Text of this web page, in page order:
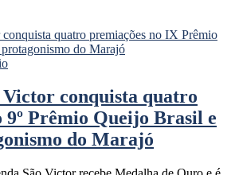
conquista quatro
9º Prêmio Queijo Brasil e
do Marajó